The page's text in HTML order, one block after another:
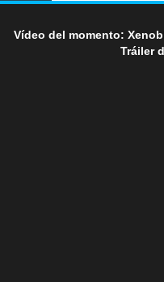
Vídeo del momento:
Tráiler